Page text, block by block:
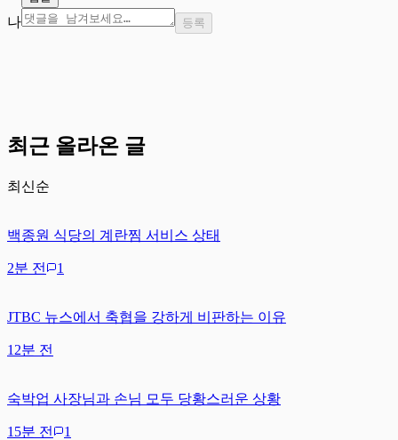
나 등록
최근 올라온 글
최신순
백종원 식당의 계란찜 서비스 상태
2분 전 1
JTBC 뉴스에서 축협을 강하게 비판하는 이유
12분 전
숙박업 사장님과 손님 모두 당황스러운 상황
15분 전 1